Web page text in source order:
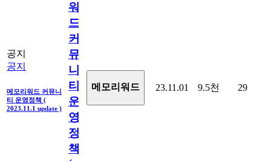
공지
공지
메모리워드 커뮤니
티 운영정책 (
2023.11.1 update )
워
드
커
뮤
니
티
운
영
정
책
메모리워드 23.11.01 9.5천 29